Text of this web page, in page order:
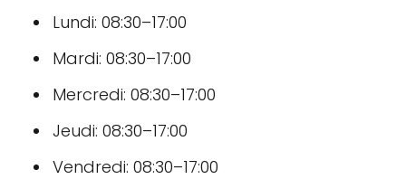
Lundi: 08:30–17:00
Mardi: 08:30–17:00
Mercredi: 08:30–17:00
Jeudi: 08:30–17:00
Vendredi: 08:30–17:00